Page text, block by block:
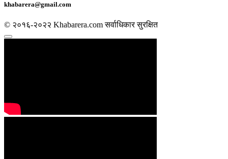
khabarera@gmail.com
© २०१६-२०२२ Khabarera.com सर्वाधिकार सुरक्षित